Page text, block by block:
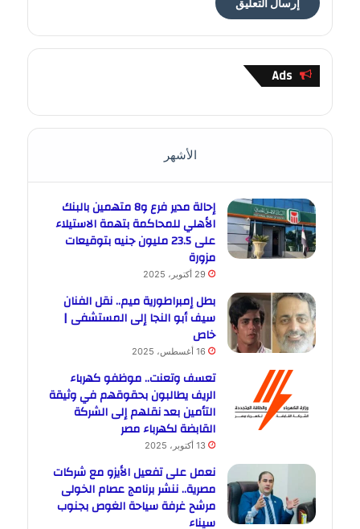
Ads
الأشهر
إحالة مدير فرع و8 متهمين بالبنك
الأهلي للمحاكمة بتهمة الاستيلاء
على 23.5 مليون جنيه بتوقيعات
مزورة
29 أكتوبر، 2025
بطل إمبراطورية ميم.. نقل الفنان
سيف أبو النجا إلى المستشفى |
خاص
16 أغسطس، 2025
تعسف وتعنت.. موظفو كهرباء
الريف يطالبون بحقوقهم في وثيقة
التأمين بعد نقلهم إلى الشركة
القابضة لكهرباء مصر
13 أكتوبر، 2025
نعمل على تفعيل الأيزو مع شركات
مصرية.. ننشر برنامج عصام الخولى
مرشح غرفة سياحة الغوص بجنوب
سيناء